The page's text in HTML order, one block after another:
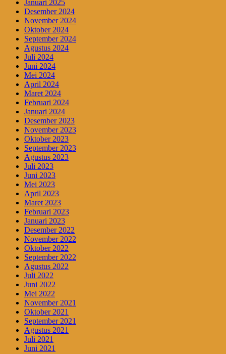
Januari 2025
Desember 2024
November 2024
Oktober 2024
September 2024
Agustus 2024
Juli 2024
Juni 2024
Mei 2024
April 2024
Maret 2024
Februari 2024
Januari 2024
Desember 2023
November 2023
Oktober 2023
September 2023
Agustus 2023
Juli 2023
Juni 2023
Mei 2023
April 2023
Maret 2023
Februari 2023
Januari 2023
Desember 2022
November 2022
Oktober 2022
September 2022
Agustus 2022
Juli 2022
Juni 2022
Mei 2022
November 2021
Oktober 2021
September 2021
Agustus 2021
Juli 2021
Juni 2021